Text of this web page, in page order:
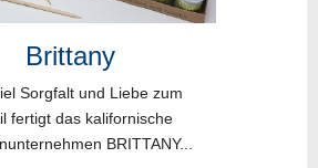
Brittany
Sorgfalt und Liebe zum
fertigt das kalifornische
BRITTANY...